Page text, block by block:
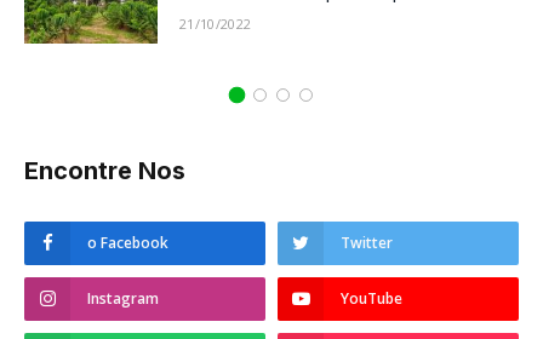
21/10/2022
Encontre Nos
o Facebook Twitter
Instagram YouTube